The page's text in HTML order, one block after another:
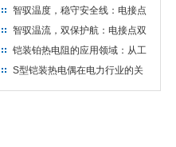
金属温度计——测温新选择
智驭温度，稳守安全线：电接点
双金属温度计的创新守护
智驭温流，双保护航：电接点双
金属温度计在工业领域的革新应
铠装铂热电阻的应用领域：从工
业到科研，无所不在的温度测量
S型铠装热电偶在电力行业的关